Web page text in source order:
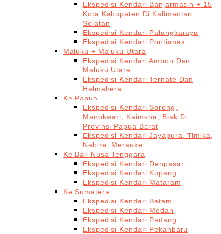
Ekspedisi Kendari Banjarmasin + 15
Kota Kabupaten Di Kalimantan
Selatan
Ekspedisi Kendari Palangkaraya
Ekspedisi Kendari Pontianak
Maluku + Maluku Utara
Ekspedisi Kendari Ambon Dan
Maluku Utara
Ekspedisi Kendari Ternate Dan
Halmahera
Ke Papua
Ekspedisi Kendari Sorong,
Manokwari, Kaimana, Biak Di
Provinsi Papua Barat
Ekspedisi Kendari Jayapura, Timika,
Nabire, Merauke
Ke Bali Nusa Tenggara
Ekspedisi Kendari Denpasar
Ekspedisi Kendari Kupang
Ekspedisi Kendari Mataram
Ke Sumatera
Ekspedisi Kendari Batam
Ekspedisi Kendari Medan
Ekspedisi Kendari Padang
Ekspedisi Kendari Pekanbaru